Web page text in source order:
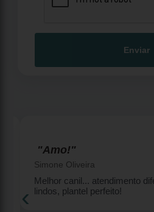
Enviar
"Amo!"
Simone Oliveira
Melhor canil... atendimento
lindos, plantel perfeito!
‹